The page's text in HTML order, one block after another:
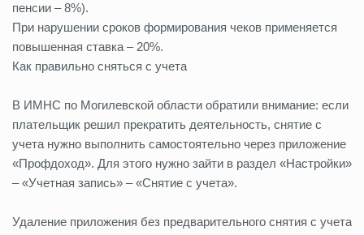
пенсии – 8%).
При нарушении сроков формирования чеков применяется
повышенная ставка – 20%.
Как правильно сняться с учета
В ИМНС по Могилевской области обратили внимание: если
плательщик решил прекратить деятельность, снятие с
учета нужно выполнить самостоятельно через приложение
«Профдоход». Для этого нужно зайти в раздел «Настройки»
– «Учетная запись» – «Снятие с учета».
Удаление приложения без предварительного снятия с учета